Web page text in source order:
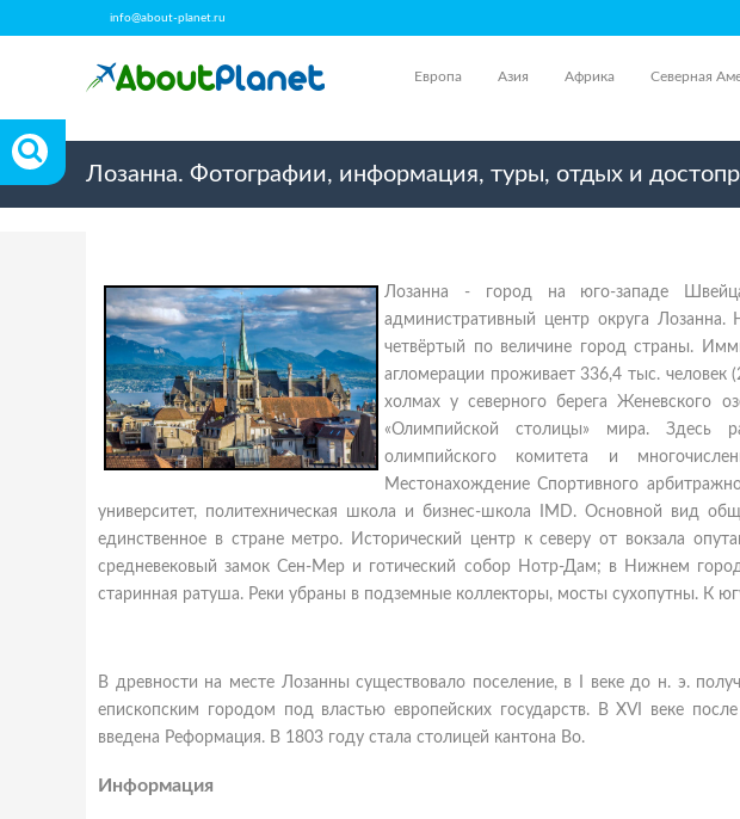
info@about-planet.ru
Европа Азия Африка Северная
Лозанна. Фотографии, информация, туры, отдых и
Лозанна - город на юго-западе
административный центр округа
четвёртый по величине город страны.
агломерации проживает 336,4 тыс.
холмах у северного берега Женевского
«Олимпийской столицы» мира. Здесь
олимпийского комитета и
Местонахождение Спортивного
университет, политехническая школа и бизнес-школа IMD. Основной вид
единственное в стране метро. Исторический центр к северу от вокзала
средневековый замок Сен-Мер и готический собор Нотр-Дам; в Нижнем
старинная ратуша. Реки убраны в подземные коллекторы, мосты сухопутны. К
В древности на месте Лозанны существовало поселение, в I веке до н. э.
епископским городом под властью европейских государств. В XVI веке
введена Реформация. В 1803 году стала столицей кантона Во.
Информация